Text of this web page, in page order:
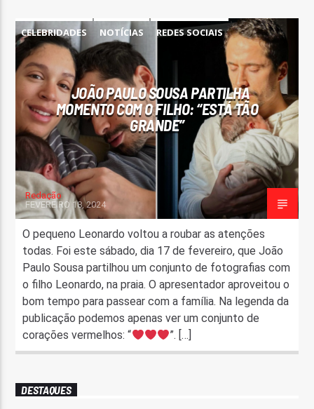
CELEBRIDADES NOTÍCIAS REDES SOCIAIS
JOÃO PAULO SOUSA PARTILHA
MOMENTO COM O FILHO: “ESTÁ TÃO
GRANDE”
Redação
FEVEREIRO 18, 2024
O pequeno Leonardo voltou a roubar as atenções
todas. Foi este sábado, dia 17 de fevereiro, que João
Paulo Sousa partilhou um conjunto de fotografias com
o filho Leonardo, na praia. O apresentador aproveitou o
bom tempo para passear com a família. Na legenda da
publicação podemos apenas ver um conjunto de
corações vermelhos: “
”. […]
DESTAQUES